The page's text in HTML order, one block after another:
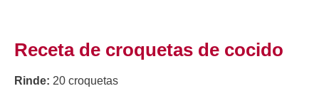
Receta de croquetas de cocido
Rinde: 20 croquetas